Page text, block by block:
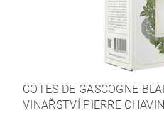
COTES DE GASCOGNE
VINAŘSTVÍ PIERRE CHAVIN